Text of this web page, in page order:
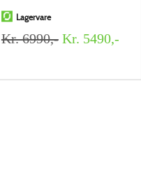
Lagervare
Kr. 6990,-Kr. 5490,-